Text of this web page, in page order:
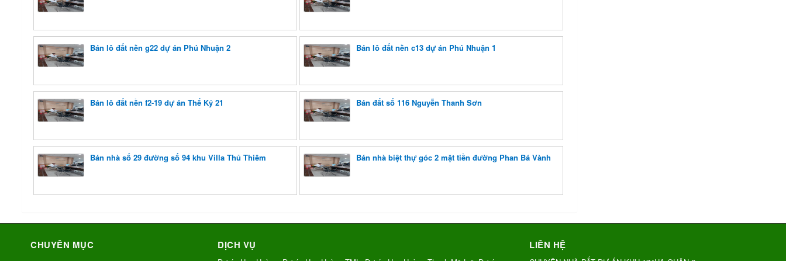
Bán lô đất nền g22 dự án Phú Nhuận 2 Bán lô đất nền c13 dự án Phú Nhuận 1
Bán lô đất nền f2-19 dự án Thế Kỷ 21 Bán đất số 116 Nguyễn Thanh Sơn
Bán nhà số 29 đường số 94 khu Villa Thủ Thiêm Bán nhà biệt thự góc 2 mặt tiền đường Phan Bá Vành
CHUYÊN MỤC DỊCH VỤ LIÊN HỆ